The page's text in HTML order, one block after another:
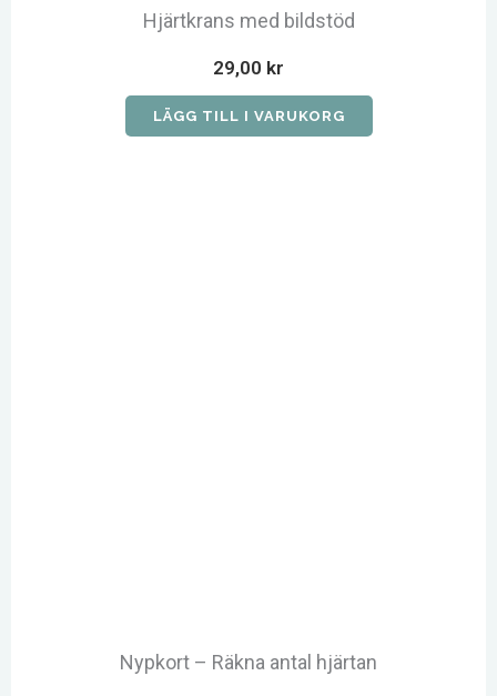
Hjärtkrans med bildstöd
29,00 kr
LÄGG TILL I VARUKORG
Nypkort – Räkna antal hjärtan